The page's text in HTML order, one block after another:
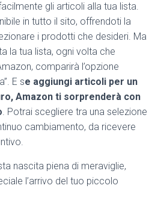
gli articoli alla tua lista.
in tutto il sito, offrendoti la
i prodotti che desideri. Ma
la tua lista, ogni volta che
comparirà l’opzione
E se aggiungi articoli per un
Amazon ti sorprenderà con
. Potrai scegliere tra una selezione
cambiamento, da ricevere
nascita piena di meraviglie,
l’arrivo del tuo piccolo